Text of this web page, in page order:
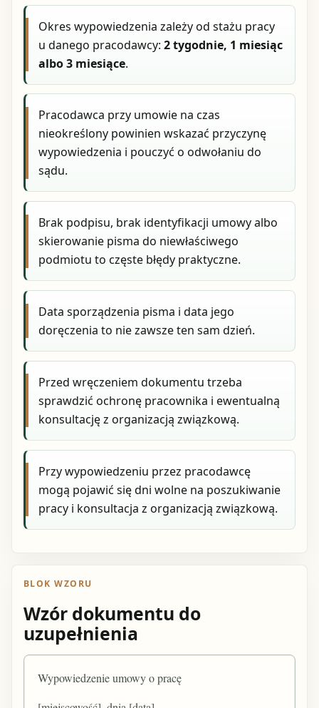
Okres wypowiedzenia zależy od stażu pracy
u danego pracodawcy:2 tygodnie, 1 miesiąc
albo 3 miesiące.
Pracodawca przy umowie na czas
nieokreślony powinien wskazać przyczynę
wypowiedzenia i pouczyć o odwołaniu do
sądu.
Brak podpisu, brak identyfikacji umowy albo
skierowanie pisma do niewłaściwego
podmiotu to częste błędy praktyczne.
Data sporządzenia pisma i data jego
doręczenia to nie zawsze ten sam dzień.
Przed wręczeniem dokumentu trzeba
sprawdzić ochronę pracownika i ewentualną
konsultację z organizacją związkową.
Przy wypowiedzeniu przez pracodawcę
mogą pojawić się dni wolne na poszukiwanie
pracy i konsultacja z organizacją związkową.
BLOK WZORU
Wzór dokumentu do
uzupełnienia
Wypowiedzenie umowy o pracę